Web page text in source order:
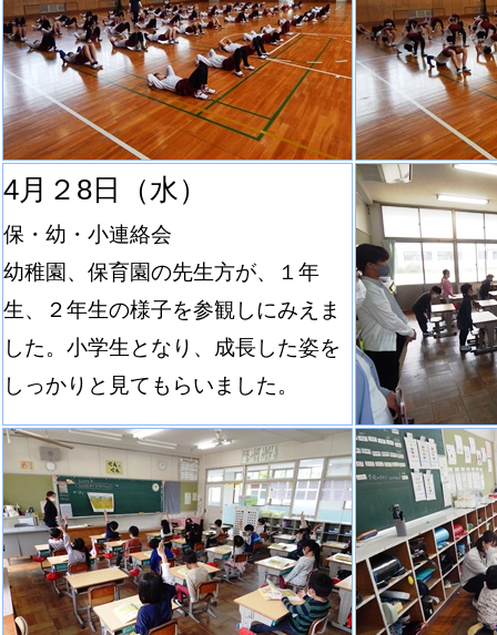
4月２8日（水）
保・幼・小連絡会
幼稚園、保育園の先生方が、１年
生、２年生の様子を参観しにみえま
した。小学生となり、成長した姿を
しっかりと見てもらいました。